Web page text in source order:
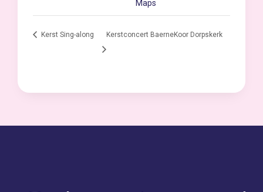
Maps
Kerst Sing-along Kerstconcert BaerneKoor Dorpskerk